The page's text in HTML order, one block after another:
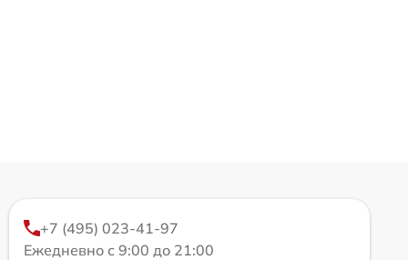
+7 (495) 023-41-97
Ежедневно с 9:00 до 21:00